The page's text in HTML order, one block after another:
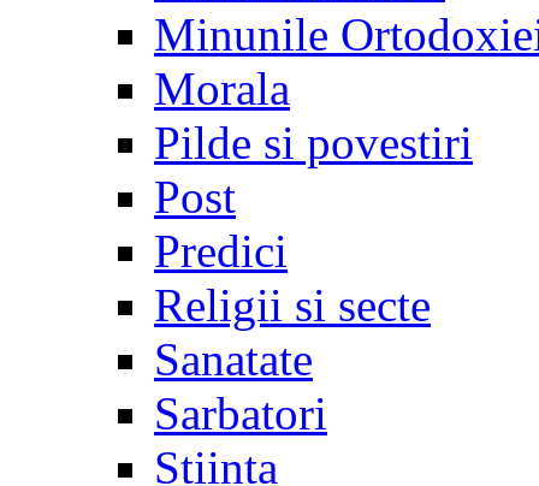
Minunile
Morala
Pilde si povestiri
Post
Predici
Religii si secte
Sanatate
Sarbatori
Stiinta